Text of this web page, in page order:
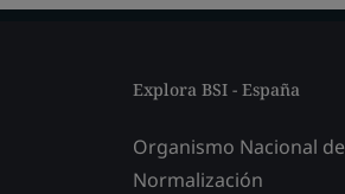
Explora BSI - España
Organismo Nacional de
Normalización